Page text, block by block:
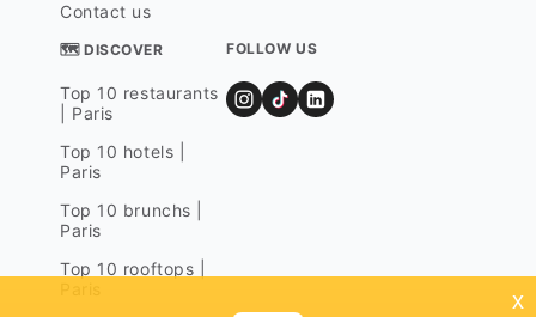
Contact us
🗺 DISCOVER
Top 10 restaurants
| Paris
Top 10 hotels |
Paris
Top 10 brunchs |
Paris
Top 10 rooftops |
FOLLOW US
x